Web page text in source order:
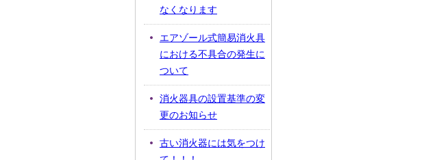
なくなります
エアゾール式簡易消火具
における不具合の発生に
ついて
消火器具の設置基準の変
更のお知らせ
古い消火器には気をつけ